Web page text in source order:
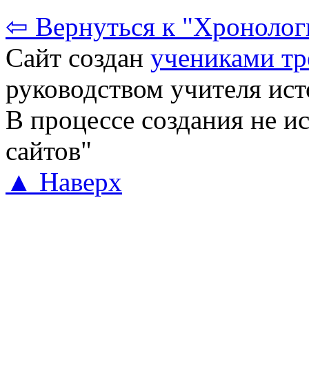
⇦ Вернуться к
Сайт создан учениками
руководством учителя
В процессе создания не
сайтов"
▲ Наверх